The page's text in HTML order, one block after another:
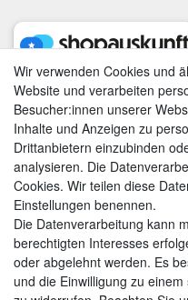
AGB|Widerrufsrecht|
Wir verwenden Cookies und
Website und verarbeiten
Besucher:innen unserer
Inhalte und Anzeigen zu
Drittanbietern einzubinden
analysieren. Die
Cookies. Wir teilen diese
Einstellungen benennen.
Die Datenverarbeitung kann
berechtigten Interesses
oder abgelehnt werden. Es
und die Einwilligung zu